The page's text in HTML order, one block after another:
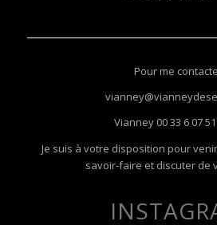
Pour me
Vianney 00 33 6 07
Je suis à votre disposition pour
savoir-faire et discuter de